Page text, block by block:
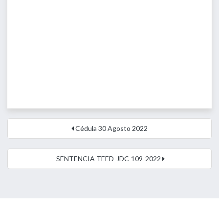
Cédula 30 Agosto 2022
SENTENCIA TEED-JDC-109-2022